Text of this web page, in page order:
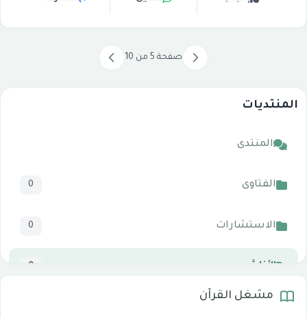
المنتديات
المنتدى
الفتاوى 0
الاستشارات 0
الأناشيد 0
صفحة 5 من 10
مشغل القرآن